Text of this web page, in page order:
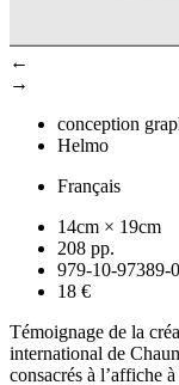
←
→
conception
Helmo
Français
14cm × 19cm
208 pp.
979-10-97389-
18 €
Témoignage de la
international de
consacrés à l’affiche